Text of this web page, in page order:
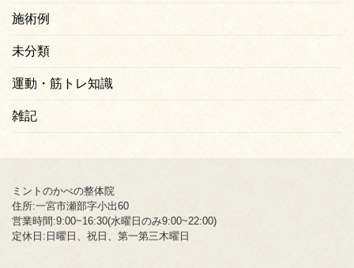
施術例
未分類
運動・筋トレ知識
雑記
ミントのかべの整体院
住所:一宮市瀬部字小出60
営業時間:9:00~16:30(水曜日のみ9:00~22:00)
定休日:日曜日、祝日、第一第三木曜日